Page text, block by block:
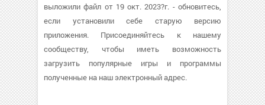
выложили файл от 19 окт. 2023?г. - обновитесь,
если установили себе старую версию
приложения. Присоединяйтесь к нашему
сообществу, чтобы иметь возможность
загрузить популярные игры и программы
полученные на наш электронный адрес.